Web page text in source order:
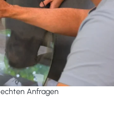
Anfragen